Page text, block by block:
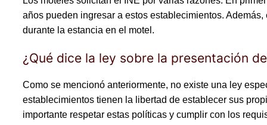
años pueden ingresar a estos establecimientos.
durante la estancia en el motel.
¿Qué dice la ley sobre la presentación
Como se mencionó anteriormente, no existe una ley
establecimientos tienen la libertad de establecer sus
importante respetar estas políticas y cumplir con los